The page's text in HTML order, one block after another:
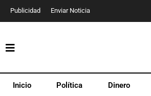
Publicidad Enviar Noticia
Inicio Política Dinero